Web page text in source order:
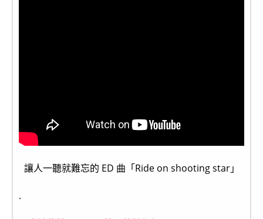
讓人一聽就難忘的 ED 曲「Ride on shooting star」
.